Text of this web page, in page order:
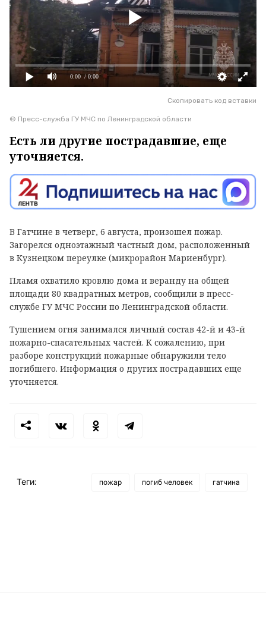
0:00 / 0:00
Скопировать код вставки
© Пресс-служба ГУ МЧС по Ленинградской области
Есть ли другие пострадавшие, еще
уточняется.
В Гатчине в четверг, 6 августа, произошел пожар.
Загорелся одноэтажный частный дом, расположенный
в Кузнецком переулке (микрорайон Мариенбург).
Пламя охватило кровлю дома и веранду на общей
площади 80 квадратных метров, сообщили в пресс-
службе ГУ МЧС России по Ленинградской области.
Тушением огня занимался личный состав 42-й и 43-й
пожарно-спасательных частей. К сожалению, при
разборе конструкций пожарные обнаружили тело
погибшего. Информация о других пострадавших еще
уточняется.
Теги: пожар погиб человек гатчина